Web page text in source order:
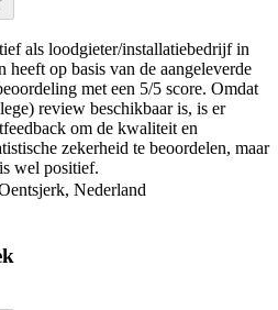
als loodgieter/installatiebedrijf in
heeft op basis van de aangeleverde
met een 5/5 score. Omdat
review beschikbaar is, is er
om de kwaliteit en
zekerheid te beoordelen, maar
wel positief.
Nederland